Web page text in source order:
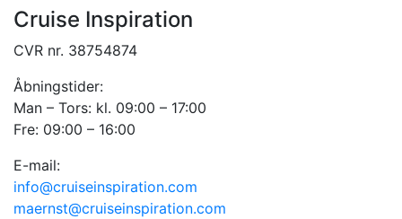
Cruise Inspiration
CVR nr. 38754874
Åbningstider:
Man – Tors: kl. 09:00 – 17:00
Fre: 09:00 – 16:00
E-mail:
info@cruiseinspiration.com
maernst@cruiseinspiration.com